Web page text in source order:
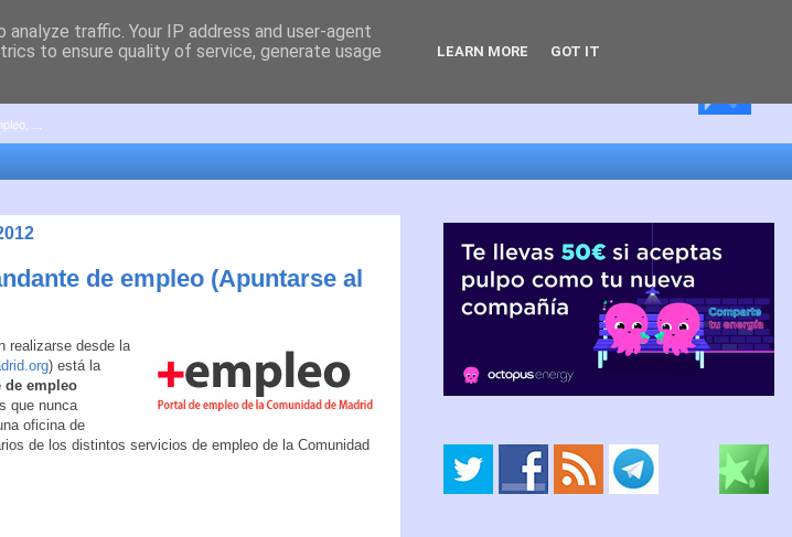
...
de empleo (Apuntarse al
realizarse desde la
) está la
de empleo
que nunca
oficina de
de los distintos servicios de empleo de la Comunidad
traffic. Your IP address and user-agent
to ensure quality of service, generate usage
LEARN MORE GOT IT